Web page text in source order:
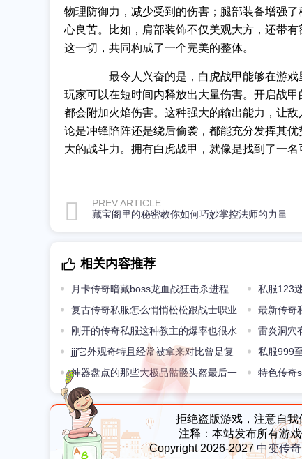
物理防御力，减少受到的伤害；腿部装备增强
心良苦。比如，肩部装饰不仅美观大方，还带
这一切，共同构成了一个完美的整体。
最令人兴奋的是，白虎战甲能够在游戏
玩家可以在短时间内释放出大量伤害。开启战
都会附加火焰伤害。这种强大的输出能力，让
论是冲锋陷阵还是绕后偷袭，都能充分发挥其
大的战斗力。拥有白虎战甲，就像是找到了一名
PREV ARTICLE
藏宝阁里的秘密教你如何巧妙掌控法师的力量
相关内容推荐
月卡传奇暗藏boss龙血战狂击杀进程
私服123
士职业PK
复古传奇私服怎么悄悄松松跟战士职业
PK比赛
最新传奇
手镯和天尊
刚开的传奇私服这种教主的爆率也很水
多亏专属产出保住了面子
雷炎洞穴
职业飞虎队
jjj它外观奇特且经常被拿来对比曾是复
古版本最强神兵
私服999
唐吉柯德运
神器盘点的那些大极品骷髅头盔最后一
个很稀罕
特色传奇
无数的新装
拒绝盗版游戏，注意自
注释：本站发布所有游
Copyright 2026-2027 中变传